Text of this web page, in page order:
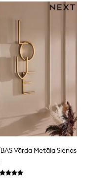
Vārda Metāla Sienas